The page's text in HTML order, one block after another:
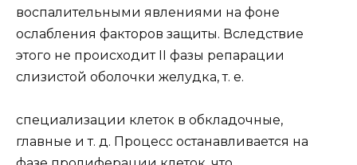
воспалительными явлениями на фоне
ослабления факторов защиты. Вследствие
этого не происходит II фазы репарации
слизистой оболочки желудка, т. е.
специализации клеток в обкладочные,
главные и т. д. Процесс останавливается на